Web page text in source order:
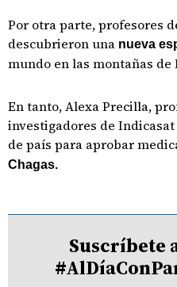
Por otra parte, profesores
descubrieron una nueva
mundo en las montañas de
En tanto, Alexa Precilla,
investigadores de
de país para aprobar
Chagas.
Suscríbete